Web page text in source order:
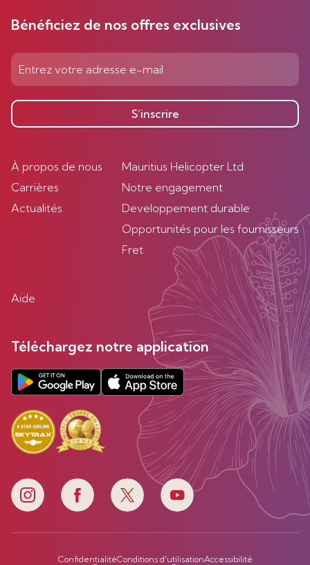
Bénéficiez de nos offres exclusives
S’inscrire
À propos de nous
Carrières
Actualités
Mauritius Helicopter Ltd
Notre engagement
Developpement durable
Opportunités pour les fournisseurs
Fret
Aide
Téléchargez notre application
ConfidentialitéConditions d'utilisationAccessibilité